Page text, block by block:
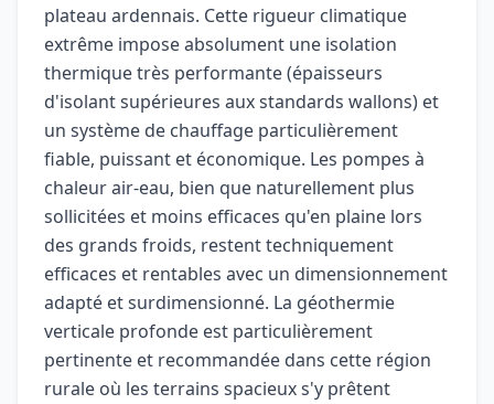
plateau ardennais. Cette rigueur climatique
extrême impose absolument une isolation
thermique très performante (épaisseurs
d'isolant supérieures aux standards wallons) et
un système de chauffage particulièrement
fiable, puissant et économique. Les pompes à
chaleur air-eau, bien que naturellement plus
sollicitées et moins efficaces qu'en plaine lors
des grands froids, restent techniquement
efficaces et rentables avec un dimensionnement
adapté et surdimensionné. La géothermie
verticale profonde est particulièrement
pertinente et recommandée dans cette région
rurale où les terrains spacieux s'y prêtent